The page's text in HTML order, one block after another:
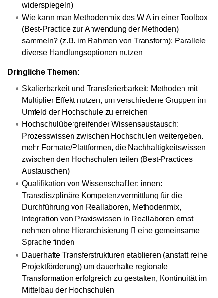
widerspiegeln)
Wie kann man Methodenmix des WIA in einer Toolbox
(Best-Practice zur Anwendung der Methoden)
sammeln? (z.B. im Rahmen von Transform): Parallele
diverse Handlungsoptionen nutzen
Dringliche Themen:
Skalierbarkeit und Transferierbarkeit: Methoden mit
Multiplier Effekt nutzen, um verschiedene Gruppen im
Umfeld der Hochschule zu erreichen
Hochschulübergreifender Wissensaustausch:
Prozesswissen zwischen Hochschulen weitergeben,
mehr Formate/Plattformen, die Nachhaltigkeitswissen
zwischen den Hochschulen teilen (Best-Practices
Austauschen)
Qualifikation von Wissenschaftler: innen:
Transdiszplinäre Kompetenzvermittlung für die
Durchführung von Reallaboren, Methodenmix,
Integration von Praxiswissen in Reallaboren ernst
nehmen ohne Hierarchisierung  eine gemeinsame
Sprache finden
Dauerhafte Transferstrukturen etablieren (anstatt reine
Projektförderung) um dauerhafte regionale
Transformation erfolgreich zu gestalten, Kontinuität im
Mittelbau der Hochschulen